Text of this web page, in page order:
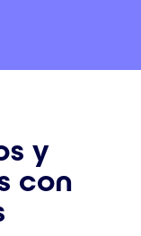
y
con